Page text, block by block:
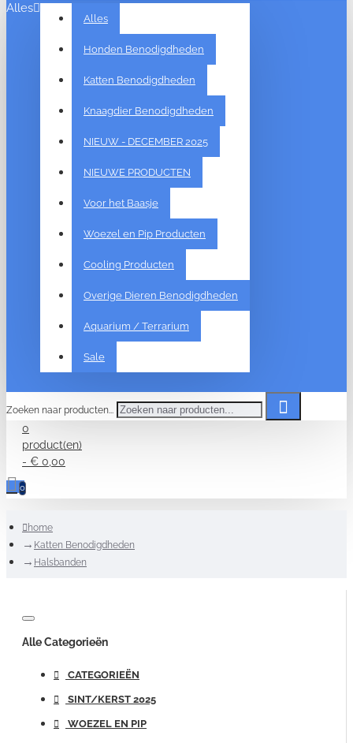
Alles
Alles
Honden Benodigdheden
Katten Benodigdheden
Knaagdier Benodigdheden
NIEUW - DECEMBER 2025
NIEUWE PRODUCTEN
Voor het Baasje
Woezel en Pip Producten
Cooling Producten
Overige Dieren Benodigdheden
Aquarium / Terrarium
Sale
Zoeken naar producten...
0
product(en)
- € 0,00
0
home
Katten Benodigdheden
Halsbanden
Alle Categorieën
CATEGORIEËN
SINT/KERST 2025
WOEZEL EN PIP